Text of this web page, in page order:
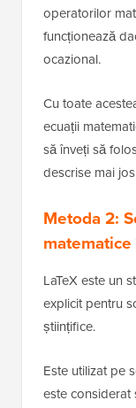
operatorilor
funcționează
ocazional.
Cu toate
ecuații
să înveți să
descrise mai
Metoda 2:
LaTeX este un
explicit pentru
științifice.
Este utilizat pe
este considerat